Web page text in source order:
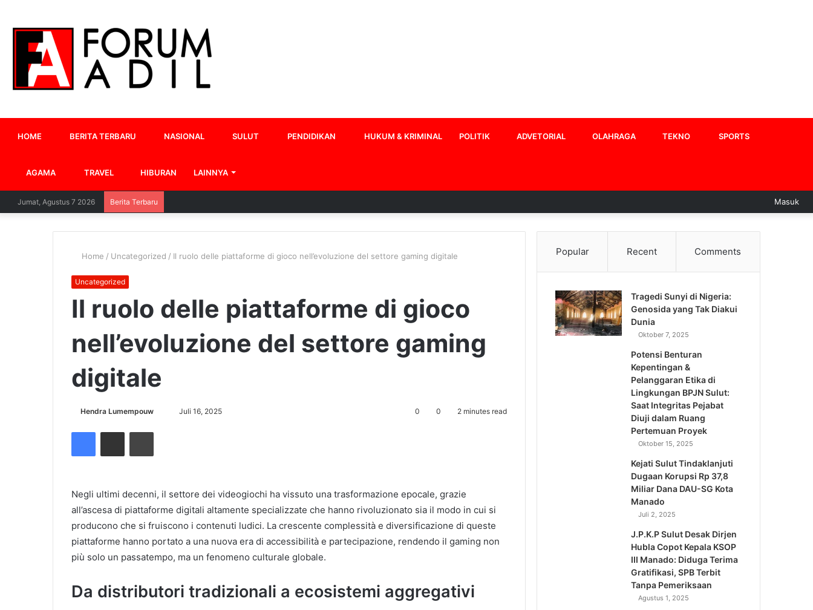
HOME BERITA TERBARU NASIONAL SULUT PENDIDIKAN HUKUM & KRIMINAL POLITIK ADVETORIAL OLAHRAGA TEKNO SPORTS
AGAMA TRAVEL HIBURAN LAINNYA
Jumat, Agustus 7 2026 Berita Terbaru Masuk
Home / Uncategorized / Il ruolo delle piattaforme di gioco nell’evoluzione del settore gaming digitale
Uncategorized
Il ruolo delle piattaforme di gioco
nell’evoluzione del settore gaming
digitale
Hendra Lumempouw
e
m
a
i
l
Juli 16, 2025 0 0 2 minutes read
Negli ultimi decenni, il settore dei videogiochi ha vissuto una trasformazione epocale, grazie
all’ascesa di piattaforme digitali altamente specializzate che hanno rivoluzionato sia il modo in cui si
producono che si fruiscono i contenuti ludici. La crescente complessità e diversificazione di queste
piattaforme hanno portato a una nuova era di accessibilità e partecipazione, rendendo il gaming non
più solo un passatempo, ma un fenomeno culturale globale.
Da distributori tradizionali a ecosistemi aggregativi
Popular Recent Comments
Tragedi Sunyi di Nigeria:
Genosida yang Tak Diakui
Dunia
Oktober 7, 2025
Potensi Benturan
Kepentingan &
Pelanggaran Etika di
Lingkungan BPJN Sulut:
Saat Integritas Pejabat
Diuji dalam Ruang
Pertemuan Proyek
Oktober 15, 2025
Kejati Sulut Tindaklanjuti
Dugaan Korupsi Rp 37,8
Miliar Dana DAU-SG Kota
Manado
Juli 2, 2025
J.P.K.P Sulut Desak Dirjen
Hubla Copot Kepala KSOP
III Manado: Diduga Terima
Gratifikasi, SPB Terbit
Tanpa Pemeriksaan
Agustus 1, 2025